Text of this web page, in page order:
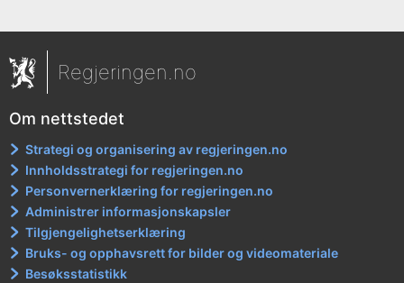
Regjeringen.no
Om nettstedet
Strategi og organisering av regjeringen.no
Innholdsstrategi for regjeringen.no
Personvernerklæring for regjeringen.no
Administrer informasjonskapsler
Tilgjengelighetserklæring
Bruks- og opphavsrett for bilder og videomateriale
Besøksstatistikk